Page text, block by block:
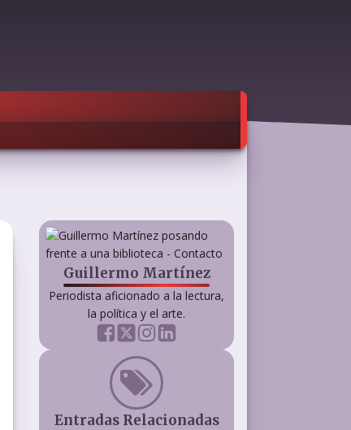
Guillermo Martínez
Periodista aficionado a la lectura,
la política y el arte.
Entradas Relacionadas